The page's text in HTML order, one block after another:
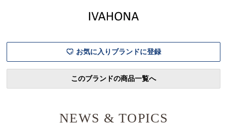
に並々ならぬ愛を持つ
LEE100人隊と、見た目の可
お気に入りブランドに登録
このブランドの商品一覧へ
NEWS & TOPICS